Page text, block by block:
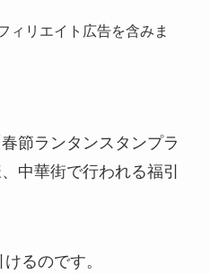
ィリエイト広告を含みま
節ランタンスタンプラ
中華街で行われる福引
るのです。